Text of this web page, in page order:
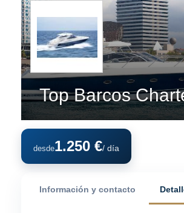
Top Barcos
desde1.250 €/ día
Información y contacto